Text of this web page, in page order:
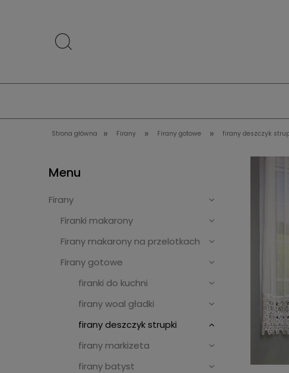
Strona główna » Firany » Firany gotowe » firany deszczyk
Menu
Firany
Firanki makarony
Firany makarony na przelotkach
Firany gotowe
firanki do kuchni
firany woal gładki
firany deszczyk strupki
firany markizeta
firany batyst